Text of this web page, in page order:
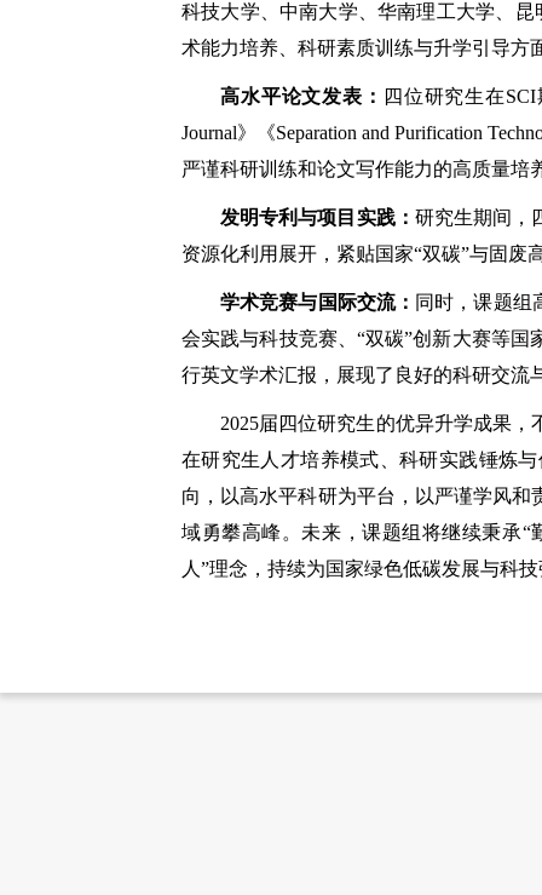
科技大学、中南大学、华南理工大学、
术能力培养、科研素质训练与升学引导方
高水平论文发表： 四位研究生在
Journal》《Separation and Purification
严谨科研训练和论文写作能力的高质量培
发明专利与项目实践： 研究生期间，
资源化利用展开，紧贴国家“双碳”与固
学术竞赛与国际交流： 同时，课题组
会实践与科技竞赛、“双碳”创新大赛等
行英文学术汇报，展现了良好的科研交流
2025届四位研究生的优异升学成果
在研究生人才培养模式、科研实践锤炼
向，以高水平科研为平台，以严谨学风
域勇攀高峰。未来，课题组将继续秉承
人”理念，持续为国家绿色低碳发展与科